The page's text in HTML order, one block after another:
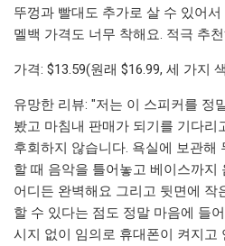
뚜껑과 빨대도 추가로 살 수 있어
멜백 가격도 너무 착해요. 적극 추
가격: $13.59(원래 $16.99, 세 가지
유망한 리뷰: "저는 이 스피커를 정
봤고 마침내 판매가 되기를 기다리
후회하지 않습니다. 욕실에 보관해
할 때 음악을 틀어놓고 베이스까지
어디든 완벽해요 그리고 뒷면에 ​​작
할 수 있다는 점도 정말 마음에 들
시지 없이 임의로 휴대폰이 켜지고